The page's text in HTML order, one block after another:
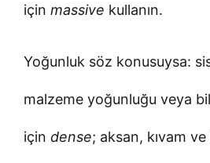
için massive kullanın.
Yoğunluk söz konusuysa:
malzeme yoğunluğu veya
için dense; aksan, kıvam ve